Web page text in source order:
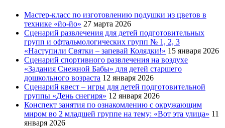
Мастер-класс по изготовлению подушки из цветов в
технике «йо-йо» 27 марта 2026
Сценарий развлечения для детей подготовительных
групп и офтальмологических групп № 1, 2, 3
«Наступили Святки – запевай Колядки!» 15 января 2026
Сценарий спортивного развлечения на воздухе
«Задания Снежной Бабы» для детей старшего
дошкольного возраста 12 января 2026
Сценарий квест – игры для детей подготовительной
группы «День снегиря» 12 января 2026
Конспект занятия по ознакомлению с окружающим
миром во 2 младшей группе на тему: «Вот эта улица» 11
января 2026